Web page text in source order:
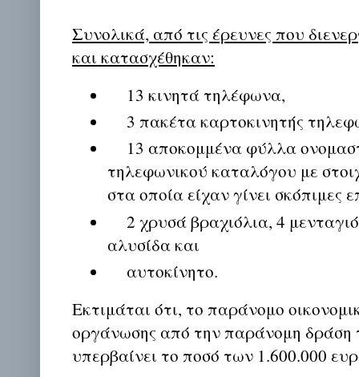
Συνολικά, από τις έρευνες που
και κατασχέθηκαν:
13 κινητά τηλέφωνα,
3 πακέτα καρτοκινητής
13 αποκομμένα φύλλα
τηλεφωνικού καταλόγου με
στα οποία είχαν γίνει σκόπιμες
2 χρυσά βραχιόλια, 4
αλυσίδα και
αυτοκίνητο.
Εκτιμάται ότι, το παράνομο
οργάνωσης από την παράνομη δράση
υπερβαίνει το ποσό των 1.600.000